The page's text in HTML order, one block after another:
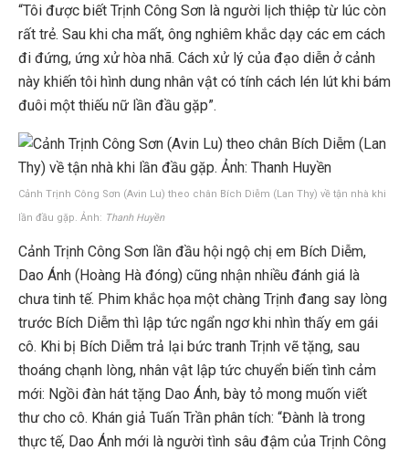
“Tôi được biết Trịnh Công Sơn là người lịch thiệp từ lúc còn
rất trẻ. Sau khi cha mất, ông nghiêm khắc dạy các em cách
đi đứng, ứng xử hòa nhã. Cách xử lý của đạo diễn ở cảnh
này khiến tôi hình dung nhân vật có tính cách lén lút khi bám
đuôi một thiếu nữ lần đầu gặp”.
Cảnh Trịnh Công Sơn (Avin Lu) theo chân Bích Diễm (Lan Thy) về tận nhà khi
lần đầu gặp. Ảnh: Thanh Huyền
Cảnh Trịnh Công Sơn lần đầu hội ngộ chị em Bích Diễm,
Dao Ánh (Hoàng Hà đóng) cũng nhận nhiều đánh giá là
chưa tinh tế. Phim khắc họa một chàng Trịnh đang say lòng
trước Bích Diễm thì lập tức ngẩn ngơ khi nhìn thấy em gái
cô. Khi bị Bích Diễm trả lại bức tranh Trịnh vẽ tặng, sau
thoáng chạnh lòng, nhân vật lập tức chuyển biến tình cảm
mới: Ngồi đàn hát tặng Dao Ánh, bày tỏ mong muốn viết
thư cho cô. Khán giả Tuấn Trần phân tích: “Đành là trong
thực tế, Dao Ánh mới là người tình sâu đậm của Trịnh Công